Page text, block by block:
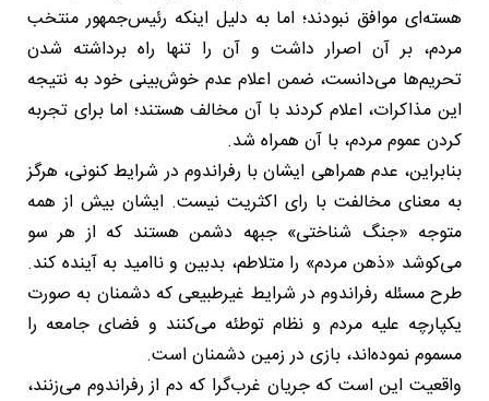
هسته‌ای موافق نبودند؛ اما به دلیل اینکه رئیس‌جمهور منتخب
مردم، بر آن اصرار داشت و آن را تنها راه برداشته شدن
تحریم‌ها می‌دانست، ضمن اعلام عدم خوش‌بینی خود به نتیجه
این مذاکرات، اعلام کردند با آن مخالف هستند؛ اما برای تجربه
کردن عموم مردم، با آن همراه شد.
بنابراین، عدم همراهی ایشان با رفراندوم در شرایط کنونی، هرگز
به معنای مخالفت با رای اکثریت نیست. ایشان بیش از همه
متوجه «جنگ شناختی» جبهه دشمن هستند که از هر سو
می‌کوشد «ذهن مردم» را متلاطم، بدبین و ناامید به آینده کند.
طرح مسئله رفراندوم در شرایط غیرطبیعی که دشمنان به صورت
یکپارچه علیه مردم و نظام توطئه می‌کنند و فضای جامعه را
مسموم نموده‌اند، بازی در زمین دشمنان است.
واقعیت این است که جریان غرب‌گرا که دم از رفراندوم می‌زنند،